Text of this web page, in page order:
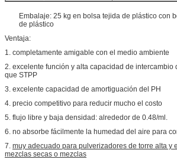
Embalaje: 25 kg en bolsa tejida de plástico con
de plástico
Ventaja:
1. completamente amigable con el medio ambiente
2. excelente función y alta capacidad de intercambio
que STPP
3. excelente capacidad de amortiguación del PH
4. precio competitivo para reducir mucho el costo
5. flujo libre y baja densidad: alrededor de 0.48/ml.
6. no absorbe fácilmente la humedad del aire para
7. muy adecuado para pulverizadores de torre alta y
mezclas secas o mezclas